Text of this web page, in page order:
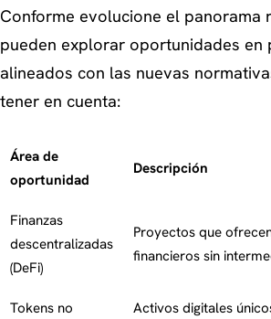
Conforme evolucione el panorama
pueden explorar oportunidades en
alineados con las nuevas
tener en cuenta:
Área de
oportunidad
Descripción
Finanzas
descentralizadas
(DeFi)
Proyectos que
financieros sin
Tokens no
Activos digitales